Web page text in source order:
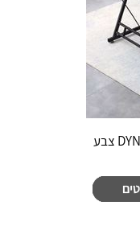
עמדת מחשב פינתית דגם DYNAMIC צבע